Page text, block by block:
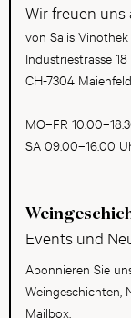
Wir freuen uns
von Salis Vinothek
Industriestrasse 18
CH-7304 Maienfeld
MO–FR
SA 09.00–16.00
Events und
Abonnieren Sie
Weingeschichten,
Mailbox.